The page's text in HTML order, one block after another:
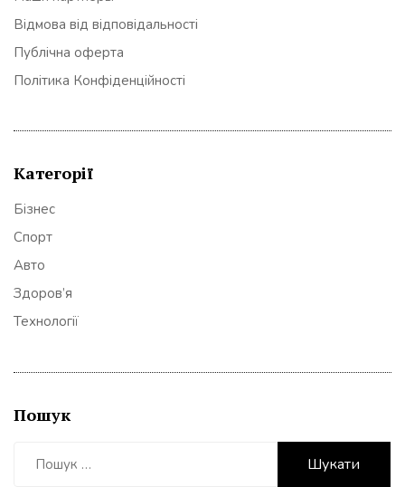
Відмова від відповідальності
Публічна оферта
Політика Конфіденційності
Категорії
Бізнес
Спорт
Авто
Здоров’я
Технології
Пошук